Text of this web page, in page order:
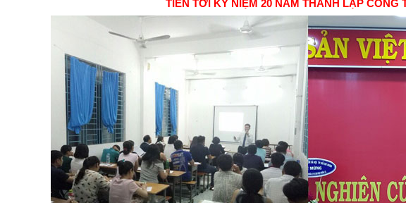
TIẾN TỚI KỶ NIỆM 20 NĂM THÀNH LẬP